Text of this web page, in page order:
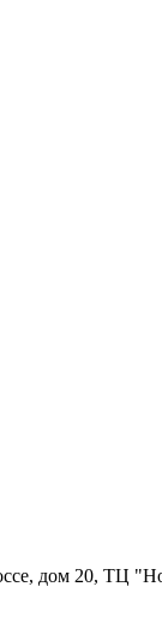
дом 20, ТЦ